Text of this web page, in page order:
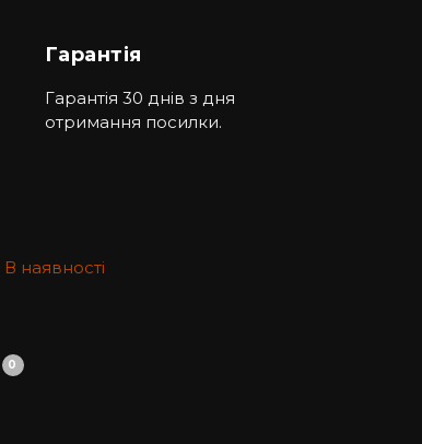
Гарантія
Гарантія 30 днів з дня
отримання посилки.
В наявності
0